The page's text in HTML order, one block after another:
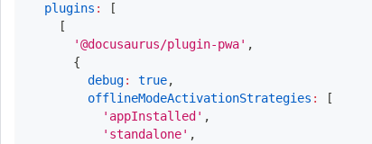
plugins :
[
[
'@docusaurus/plugin-pwa' ,
{
debug: true,
offlineModeActivationStrategies :
[
'appInstalled' ,
'standalone' ,